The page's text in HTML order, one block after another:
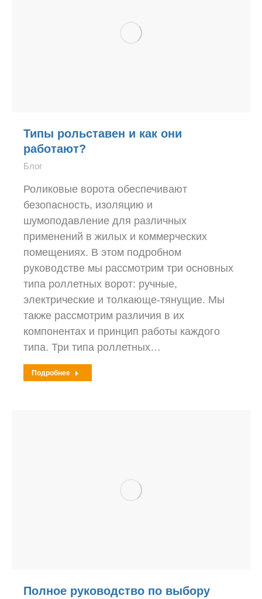
Типы рольставен и как они
работают?
Блог
Роликовые ворота обеспечивают
безопасность, изоляцию и
шумоподавление для различных
применений в жилых и коммерческих
помещениях. В этом подробном
руководстве мы рассмотрим три основных
типа роллетных ворот: ручные,
электрические и толкающе-тянущие. Мы
также рассмотрим различия в их
компонентах и принцип работы каждого
типа. Три типа роллетных…
Подробнее
Полное руководство по выбору